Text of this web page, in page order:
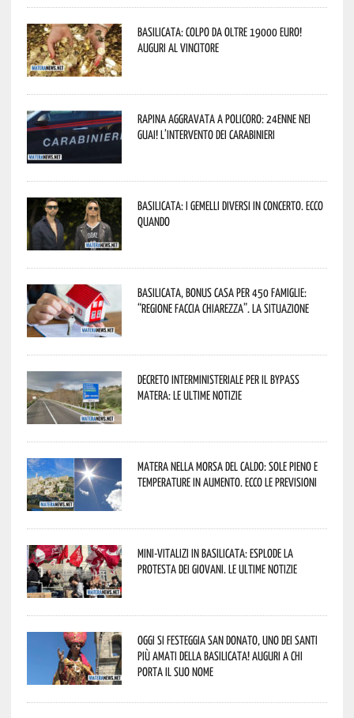
Basilicata: colpo da oltre 19000 Euro!
Auguri al vincitore
Rapina aggravata a Policoro: 24enne nei
guai! L’intervento dei Carabinieri
Basilicata: i Gemelli DiVersi in concerto. Ecco
quando
Basilicata, Bonus casa per 450 famiglie:
“Regione faccia chiarezza”. La situazione
Decreto interministeriale per il Bypass
Matera: le ultime notizie
Matera nella morsa del caldo: sole pieno e
temperature in aumento. Ecco le previsioni
Mini-vitalizi in Basilicata: esplode la
protesta dei giovani. Le ultime notizie
Oggi si festeggia San Donato, uno dei Santi
più amati della Basilicata! Auguri a chi
porta il suo nome